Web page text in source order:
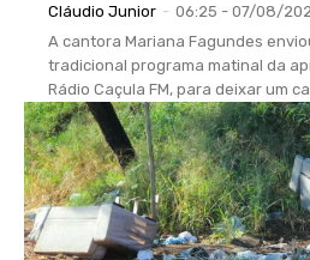
Cláudio Junior - 06:25 - 07/08/
A cantora Mariana Fagundes
tradicional programa matinal da
Rádio Caçula FM, para deixar um